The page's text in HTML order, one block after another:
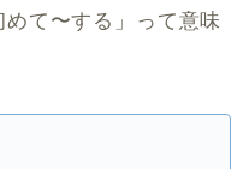
て〜する」って意味